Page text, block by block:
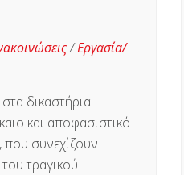
/Εργασία/
δικαστήρια
και αποφασιστικό
συνεχίζουν
τραγικού